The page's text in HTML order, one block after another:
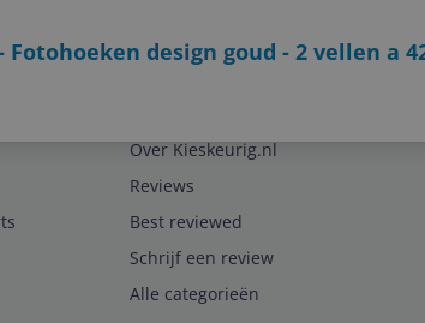
design goud - 2 vellen a
Over Kieskeurig.nl
Reviews
Best reviewed
Schrijf een review
Alle categorieën